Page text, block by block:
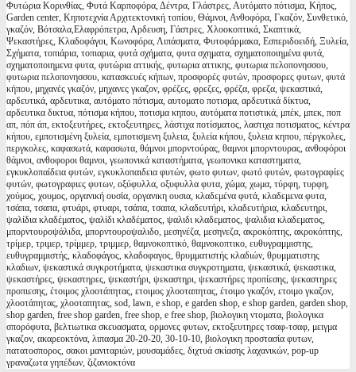
Φυτώρια Κορινθίας, Φυτά Καρποφόρα, Δέντρα, Γλάστρες, Αυτόματο πότισμα, Κήπος,
Garden center, Κηποτεχνία Αρχιτεκτονική τοπίου, Θάμνοι, Ανθοφόρα, Γκαζόν, Συνθετικό,
γκαζόν, Βότσαλα,Ελαφρόπετρα, Αρδευση, Γάστρες, Χλοοκοπτικά, Σκαπτικά,
Ψεκαστήρες, Κλαδοφάγοι, Κωνοφόρα, Λιπάσματα, Φυτοφάρμακα, Εσπεριδοειδή, Ξυλεία,
Σχήματα, τοπιάρια, τοπιαρια, φυτά σχήματα, φυτα σχηματα, σχηματοποιημένα φυτά,
σχηματοποιημενα φυτα, φυτώρια αττικής, φυτωρια αττικης, φυτωρια πελοπονησσου,
φυτωρια πελοπονησσου, κατασκευές κήπων, προσφορές φυτών, προσφορες φυτων, φυτά
κήπου, μηχανές γκαζόν, μηχανες γκαζον, φρέζες, φρεζες, φρέζα, φρεζα, ψεκαστικά,
αρδευτικά, αρδευτικα, αυτόματο πότισμα, αυτοματο ποτισμα, αρδευτικά δίκτυα,
αρδευτικα δικτυα, πότισμα κήπου, ποτισμα κηπου, αυτόματα ποτιστικά, μπέκ, μπεκ, ποπ
απ, πόπ άπ, εκτοξευτήρες, εκτοξευτηρες, λάστιχα ποτίσματος, λαστιχα ποτισματος, κέντρα
κήπου, εμποτισμένη ξυλεία, εμποτισμενη ξυλεια, ξυλεία κήπου, ξυλεια κηπου, πέργκολες,
περγκολες, καφασωτά, καφασωτα, θάμνοι μπορντούρας, θαμνοι μπορντουρας, ανθοφόροι
θάμνοι, ανθοφοροι θαμνοι, γεωπονικά καταστήματα, γεωπονικα καταστηματα,
εγκυκλοπαίδεια φυτών, εγκυκλοπαιδεια φυτών, φωτο φυτων, φωτό φυτών, φωτογραφίες
φυτών, φωτογραφιες φυτων, οξύφυλλα, οξυφυλλα φυτα, χώμα, χωμα, τύρφη, τυρφη,
χούμος, χουμος, οργανική ουσία, οργανικη ουσια, κλαδεμένα φυτά, κλαδεμενα φυτα,
τσάπα, τσαπα, φτυάρι, φτυαρι, τσάπα, τσαπα, κλαδευτήρι, κλαδευτήρια, κλαδευτηρι,
ψαλίδια κλαδέματος, ψαλίδι κλαδέματος, ψαλιδι κλαδεματος, ψαλιδια κλαδεματος,
μπορντουροψάλιδα, μπορντουροψαλιδο, μεσηνέζα, μεσηνεζα, ακροκόπτης, ακροκόπτης,
τρίμερ, τριμερ, τρίμμερ, τριμμερ, θαμνοκοπτικό, θαμνοκοπτικο, ευθυγραμμιστης,
ευθυγραμμιστής, κλαδοφάγος, κλαδοφαγος, θρυμματιστής κλαδιών, θρυμματιστης
κλαδιων, ψεκαστικά συγκροτήματα, ψεκαστικα συγκροτηματα, ψεκαστικά, ψεκαστικα,
ψεκαστήρες, ψεκαστηρες, ψεκαστήρι, ψεκαστηρι, ψεκαστήρες προπίεσης, ψεκαστηρες
προπιεσης, έτοιμος χλοοτάπητας, ετοιμος χλοοταπητας, έτοιμο γκαζόν, ετοιμο γκαζον,
χλοοτάπητας, χλοοταπητας, sod, lawn, e shop, e garden shop, e shop garden, garden shop,
shop garden, free shop garden, free shop, e free shop, βιολογικη ντοματα, βιολογικα
σπορόφυτα, βελτιωτικα σκευασματα, ορμονες φυτων, εκτοξευτηρες τσαφ-τσαφ, μειγμα
γκαζον, ακαρεοκτόνα, λιπασμα 20-20-20, 30-10-10, βιολογικη προστασία φυτων,
πατατοσπορος, σακοι μανιταριών, μουσαμάδες, διχτυά σκίασης λαχανικών, pop-up
γραναζωτα γηπέδων, ζιζανιοκτόνα